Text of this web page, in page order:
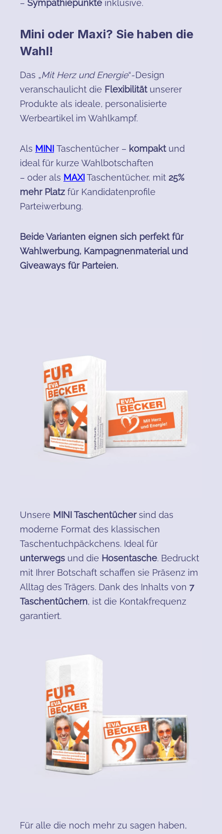
– Sympathiepunkte inklusive.
Mini oder Maxi? Sie haben die
Wahl!
Das „Mit Herz und Energie“-Design
veranschaulicht die Flexibilität unserer
Produkte als ideale, personalisierte
Werbeartikel im Wahlkampf.
Als MINI Taschentücher – kompakt und
ideal für kurze Wahlbotschaften
– oder als MAXITaschentücher, mit 25%
mehr Platz für Kandidatenprofile
Parteiwerbung.
Beide Varianten eignen sich perfekt für
Wahlwerbung, Kampagnenmaterial und
Giveaways für Parteien.
Unsere MINI Taschentüchersind das
moderne Format des klassischen
Taschentuchpäckchens. Ideal für
unterwegs und die Hosentasche. Bedruckt
mit Ihrer Botschaft schaffen sie Präsenz im
Alltag des Trägers. Dank des Inhalts von 7
Taschentüchern, ist die Kontakfrequenz
garantiert.
Für alle die noch mehr zu sagen haben,